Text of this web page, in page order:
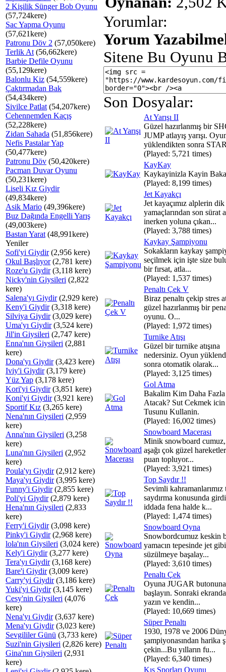
2 Kişilik Sünger Bob Oyunu
(57,724kere)
Sac Yapma Oyunu
(57,621kere)
Patronu Döv 2 (57,050kere)
Terlik At (56,662kere)
Barbie Defile Oyunu
(55,129kere)
Balonlu Kiz (54,559kere)
Çaktırmadan Bak
(54,434kere)
Sivilce Patlat (54,207kere)
Cehennemden Kaçış
(52,228kere)
Zidan Sahada (51,856kere)
Nefis Pastalar Yap
(50,477kere)
Patronu Döv (50,420kere)
Pacman Duvar Oyunu
(50,231kere)
Liseli Kız Giydir
(49,834kere)
Asik Mario (49,396kere)
Buz Dağında Engelli Yarış
(49,003kere)
Bastan Yarat (48,991kere)
Yeniler
Sofi'yi Giydir(2,956 kere)
Okul Başlıyor(2,781 kere)
Roze'u Giydir(3,118 kere)
Nicky'nin Giysileri (2,822
kere)
Salena'yı Giydir(2,929 kere)
Keny'i Giydir(3,318 kere)
Silviya Giydir(3,029 kere)
Uma'yı Giydir(3,524 kere)
Jil'in Giysileri (2,747 kere)
Enna'nın Giysileri (2,881
kere)
Dona'yı Giydir(3,423 kere)
Iviy'i Giydir(3,179 kere)
Yüz Yap (3,178 kere)
Kori'yi Giydir(3,851 kere)
Koni'yi Giydir(3,921 kere)
Sportif Kız (3,265 kere)
Nena'nın Giysileri (2,959
kere)
Anna'nın Giysileri (3,258
kere)
Luna'nın Giysileri (2,952
kere)
Poula'yı Giydir(2,912 kere)
Maya'yı Giydir(3,995 kere)
Funny'i Giydir(2,855 kere)
Poli'yi Giydir(2,879 kere)
Hena'nın Giysileri (2,833
kere)
Ferry'i Giydir(3,098 kere)
Pinky'i Giydir(2,968 kere)
lola'nın Giysileri (3,024 kere)
Kely'i Giydir(3,277 kere)
Tera'yı Giydir(3,168 kere)
Bare'i Giydir(3,009 kere)
Carry'yi Giydir(3,186 kere)
Yuki'yi Giydir(3,145 kere)
Cesy'nin Giysileri (4,076
kere)
Nena'yı Giydir(3,637 kere)
Mena'yı Giydir(3,023 kere)
Sevgililer Günü (3,733 kere)
Suzi'nin Giysileri (2,826 kere)
Gina'nın Giysileri (2,931
kere)
Yorumlar:
Yorum
Sitene Bu Oyunu
Son Dosyalar:
At Yarışı II
Güzel hazırlanmış bir
JUMP atlayış yarışı.
yüklendikten sonra
(Played: 5,721 times)
KayKay
Kaykayinizla Kayin
(Played: 8,199 times)
Jet Kayakçı
Jet kayaçımız alplerin dik
yamaçlarından son sürat
inerken yoluna çıkan...
(Played: 3,788 times)
Kaykay Şampiyonu
Sokakların kaykay
seçilmek için işte size
bir fırsat, atla...
(Played: 1,537 times)
Penaltı Çek V
Biraz penaltı çekip stres
güzel hazırlanmış bir
oyunu. O...
(Played: 1,972 times)
Turnike Atışı
Güzel bir turnike atışına
nedersiniz. Oyun
sonra otomatik olarak...
(Played: 3,125 times)
Gol Atma
Bakalim Kim Daha
Atacak? Sut Cekmek
Tusunu Kullanin.
(Played: 16,002 times)
Snowboard Macerası
Minik snowboard cumuz,
aşağı çok güzel
puan topluyor...
(Played: 3,921 times)
Top Saydır !!
Sevimli kahramanlarımız
saydırma konusunda
iddada fena halde k...
(Played: 1,474 times)
Snowboard Oyna
Snowbordcumuz keskin
yamacın tepesinde jet
süzülmeye başalay...
(Played: 3,610 times)
Penaltı Çek
Oyuna JUGAR
başlayın. Sonraki ekranda
yazın ve kendin...
(Played: 10,669 times)
Süper Penaltı
1930, 1978 ve 2006
şampiyonasından harika
çekin...Bu yılların fu...
(Played: 6,340 times)
Kış Sporları Oyunu